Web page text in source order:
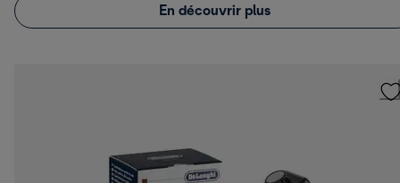
En découvrir plus